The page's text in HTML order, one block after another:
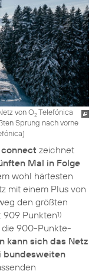
von O2Telefónica
Sprung nach vorne
)
zeichnet
Mal in Folge
wohl härtesten
mit einem Plus von
den größten
909 Punkten1)
die 900-Punkte-
kann sich das Netz
bundesweiten